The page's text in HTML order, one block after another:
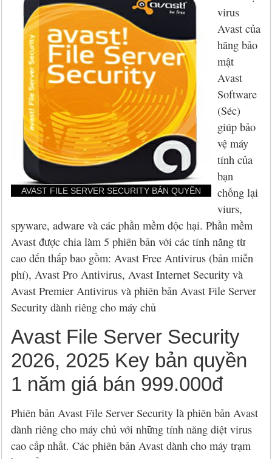
Đặt mua
Liên hệ
Eset NOD32 2027
Panda 2026, 2027
CMC InfoSec
Sucuri Website Scanner
Bkav Heartbleed Scanner
Cứu dữ liệu bị virus mã hóa
Diệt virus mã hóa dữ liệu
Đặt mua Eset
Đặt mua Panda
Đặt mua BullGuard
Đặt mua F-Secure
Đặt mua G DATA
Đặt mua Malwarebytes
Đặt mua Webroot
Chính sách bảo mật
Thông tin về BB.Com.Vn
AVAST FILE SERVER SECURITY BẢN QUYỀN
virus
Avast của
hãng bảo
mật
Avast
Software
(Séc)
giúp bảo
vệ máy
tính của
bạn
chống lại
viurs,
spyware, adware và các phần mềm độc hại. Phần mềm
Avast được chia làm 5 phiên bản với các tính năng từ
cao đến thấp bao gồm: Avast Free Antivirus (bản miễn
phí), Avast Pro Antivirus, Avast Internet Security và
Avast Premier Antivirus và phiên bản Avast File Server
Security dành riêng cho máy chủ
Avast File Server Security
2026, 2025 Key bản quyền
1 năm giá bán 999.000đ
Phiên bản Avast File Server Security là phiên bản Avast
dành riêng cho máy chủ với những tính năng diệt virus
cao cấp nhất. Các phiên bản Avast dành cho máy trạm